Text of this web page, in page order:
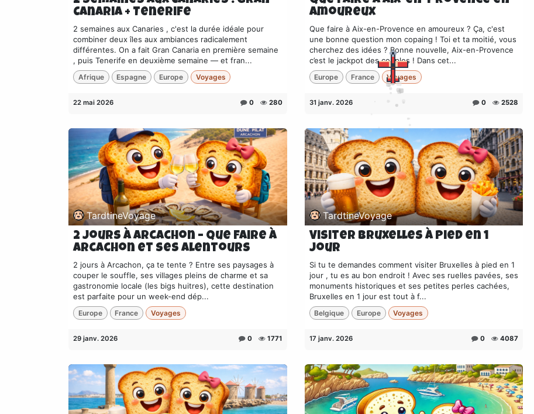
Canaria + Tenerife
2 semaines aux Canaries , c'est la durée idéale pour
combiner deux îles aux ambiances radicalement
différentes. On a fait Gran Canaria en première semaine
, puis Tenerife en deuxième semaine — et fran...
Afrique Espagne Europe Voyages
22 mai 2026 0 280
amoureux
Que faire à Aix-en-Provence en amoureux ? Ça, c'est
une bonne question mon copaing ! Toi et ta moitié, vous
cherchez des idées ? Bonne nouvelle, Aix-en-Provence
c’est le jackpot des couples ! Dans cet...
Europe France Voyages
31 janv. 2026 0 2528
TardtineVoyage
2 Jours à Arcachon – Que faire à
Arcachon et ses alentours
2 jours à Arcachon, ça te tente ? Entre ses paysages à
couper le souffle, ses villages pleins de charme et sa
gastronomie locale (les bigs huitres), cette destination
est parfaite pour un week-end dép...
Europe France Voyages
29 janv. 2026 0 1771
TardtineVoyage
Visiter Bruxelles à pied en 1
jour
Si tu te demandes comment visiter Bruxelles à pied en 1
jour , tu es au bon endroit ! Avec ses ruelles pavées, ses
monuments historiques et ses petites perles cachées,
Bruxelles en 1 jour est tout à f...
Belgique Europe Voyages
17 janv. 2026 0 4087